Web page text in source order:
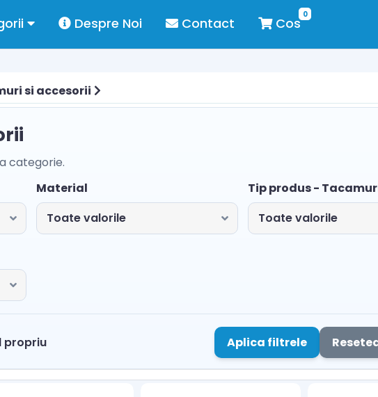
Despre Noi Contact
0
Cos
si accesorii
categorie.
Material Tip produs -
propriu Aplica filtrele